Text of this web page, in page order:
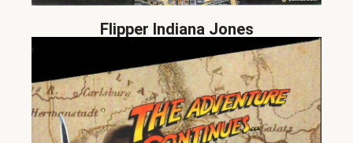
Flipper Indiana Jones